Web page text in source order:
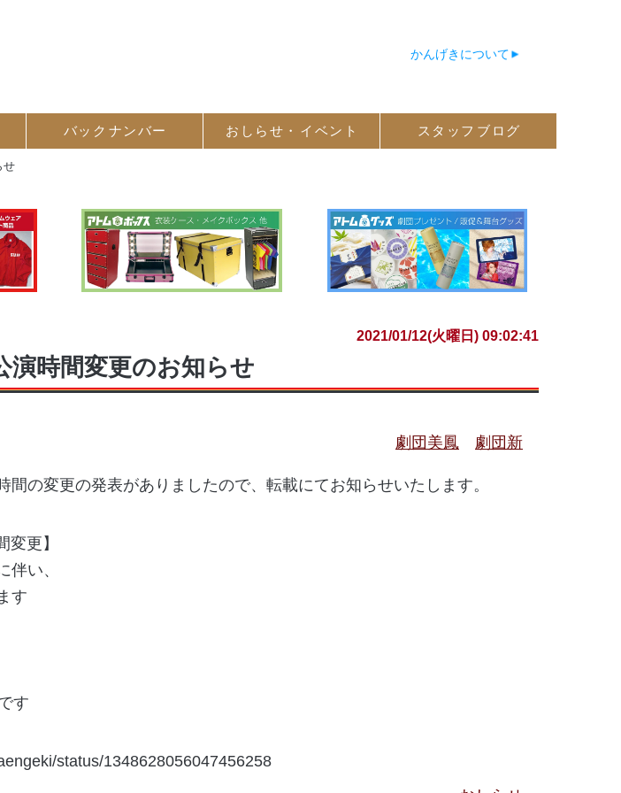
かんげきについて
バック ナンバー おしらせ・ イベント スタッフ ブログ
せ
2021/01/12(火曜日) 09:02:41
演時間変更のお知らせ
劇団美鳳 劇団新
間の変更の発表がありましたので、転載にてお知らせいたします。
変更】
伴い、
す
す
status/1348628056047456258